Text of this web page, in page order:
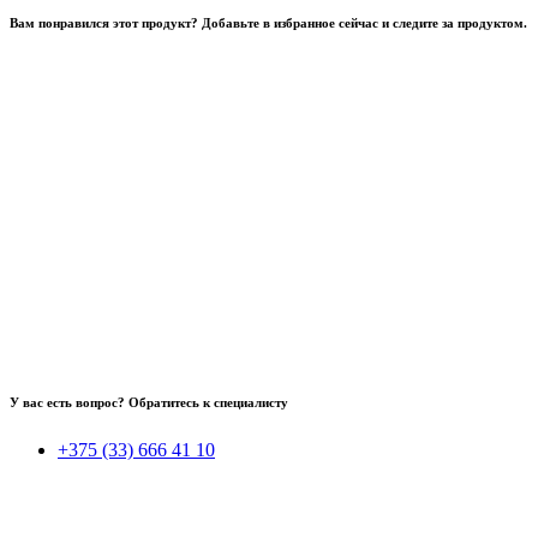
Вам понравился этот продукт? Добавьте в избранное сейчас и следите за продуктом.
У вас есть вопрос? Обратитесь к специалисту
+375 (33) 666 41 10